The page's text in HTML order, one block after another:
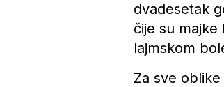
dvadesetak
čije su
lajmskom
Za sve